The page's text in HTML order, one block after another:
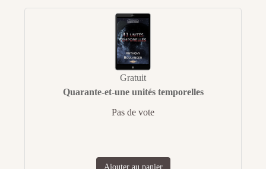
Gratuit
Quarante-et-une unités temporelles
Pas de vote
Ajouter au panier